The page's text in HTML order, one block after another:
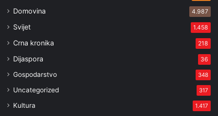
Domovina 4.987
Svijet 1.458
Crna kronika 218
Dijaspora 36
Gospodarstvo 348
Uncategorized 317
Kultura 1.417